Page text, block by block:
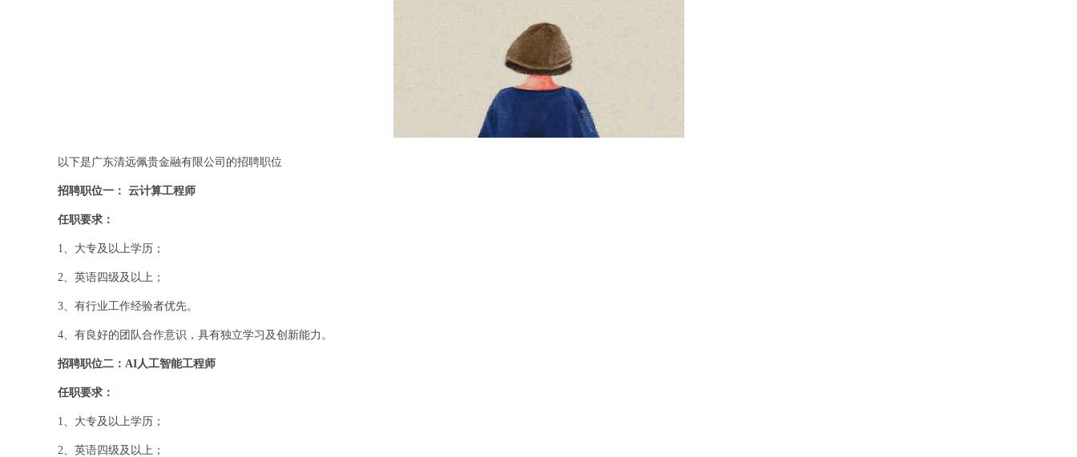
以下是广东清远佩贵金融有限公司的招聘职位
招聘职位一： 云计算工程师
任职要求：
1、大专及以上学历；
2、英语四级及以上；
3、有行业工作经验者优先。
4、有良好的团队合作意识，具有独立学习及创新能力。
招聘职位二：AI人工智能工程师
任职要求：
1、大专及以上学历；
2、英语四级及以上；